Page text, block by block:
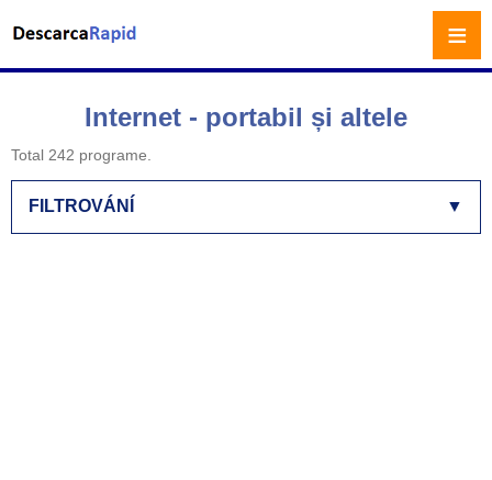
Internet - portabil și altele
Total 242 programe.
▼
FILTROVÁNÍ
≡